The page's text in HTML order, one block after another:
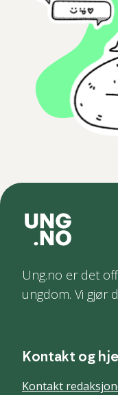
Ung.no er det
ungdom. Vi gjør
Kontakt og
Kontakt